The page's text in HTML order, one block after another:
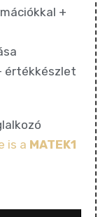
+
értékkészlet
is a MATEK1